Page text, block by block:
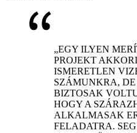
„EGY ILYEN
PROJEKT
ISMERETLEN
SZÁMUNKRA,
BIZTOSAK
HOGY A
ALKALMASAK
FELADATRA.